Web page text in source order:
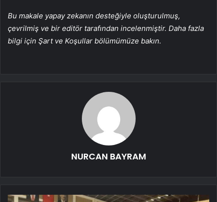
Bu makale yapay zekanın desteğiyle oluşturulmuş,
çevrilmiş ve bir editör tarafından incelenmiştir. Daha fazla
bilgi için Şart ve Koşullar bölümümüze bakın.
NURCAN BAYRAM